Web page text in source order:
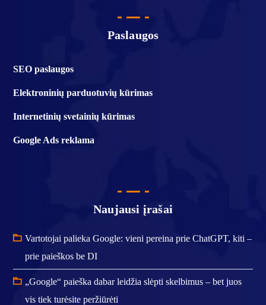
Paslaugos
SEO paslaugos
Elektroninių parduotuvių kūrimas
Internetinių svetainių kūrimas
Google Ads reklama
Naujausi įrašai
Vartotojai palieka Google: vieni pereina prie ChatGPT, kiti –
prie paieškos be DI
„Google“ paieška dabar leidžia slėpti skelbimus – bet juos
vis tiek turėsite peržiūrėti